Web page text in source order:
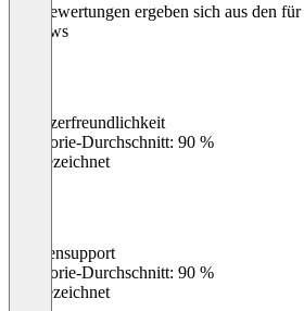
Die Bewertungen ergeben sich aus den
Reviews
Benutzerfreundlichkeit
Kategorie-Durchschnitt: 90 %
Ausgezeichnet
Kundensupport
Kategorie-Durchschnitt: 90 %
Ausgezeichnet